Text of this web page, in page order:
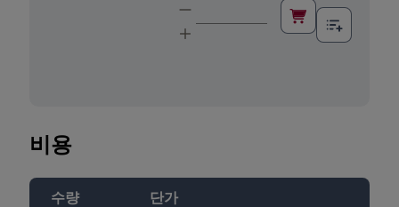
비용
수량 단가